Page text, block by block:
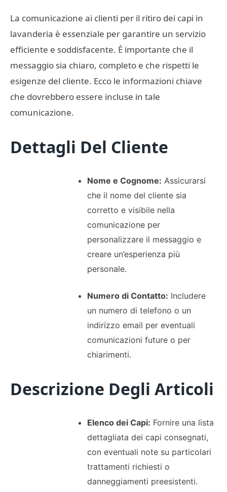
La comunicazione ai clienti per il ritiro dei capi in
lavanderia è essenziale per garantire un servizio
efficiente e soddisfacente. È importante che il
messaggio sia chiaro, completo e che rispetti le
esigenze del cliente. Ecco le informazioni chiave
che dovrebbero essere incluse in tale
comunicazione.
Dettagli Del Cliente
Nome e Cognome: Assicurarsi
che il nome del cliente sia
corretto e visibile nella
comunicazione per
personalizzare il messaggio e
creare un’esperienza più
personale.
Numero di Contatto: Includere
un numero di telefono o un
indirizzo email per eventuali
comunicazioni future o per
chiarimenti.
Descrizione Degli Articoli
Elenco dei Capi: Fornire una lista
dettagliata dei capi consegnati,
con eventuali note su particolari
trattamenti richiesti o
danneggiamenti preesistenti.